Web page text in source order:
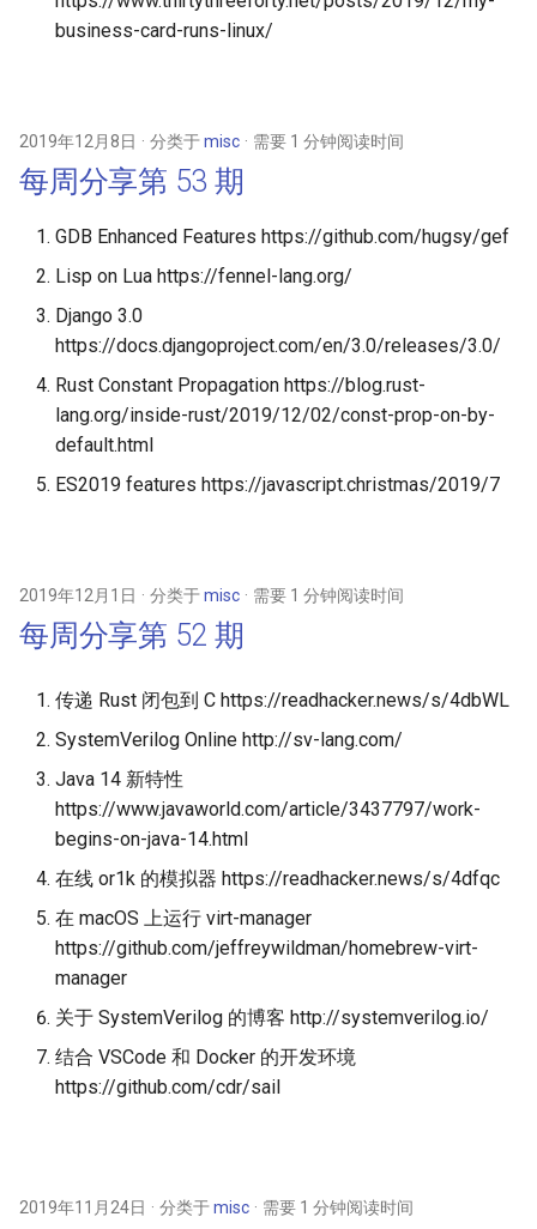
business-card-runs-linux/
2019年12月8日 分类于misc 需要 1 分钟阅读时间
每周分享第 53 期
GDB Enhanced Features https://github.com/hugsy/gef
Lisp on Lua https://fennel-lang.org/
Django 3.0
https://docs.djangoproject.com/en/3.0/releases/3.0/
Rust Constant Propagation https://blog.rust-
lang.org/inside-rust/2019/12/02/const-prop-on-by-
default.html
ES2019 features https://javascript.christmas/2019/7
2019年12月1日 分类于misc 需要 1 分钟阅读时间
每周分享第 52 期
传递 Rust 闭包到 C https://readhacker.news/s/4dbWL
SystemVerilog Online http://sv-lang.com/
Java 14 新特性
https://www.javaworld.com/article/3437797/work-
begins-on-java-14.html
在线 or1k 的模拟器 https://readhacker.news/s/4dfqc
在 macOS 上运行 virt-manager
https://github.com/jeffreywildman/homebrew-virt-
manager
关于 SystemVerilog 的博客 http://systemverilog.io/
结合 VSCode 和 Docker 的开发环境
https://github.com/cdr/sail
2019年11月24日 分类于misc 需要 1 分钟阅读时间